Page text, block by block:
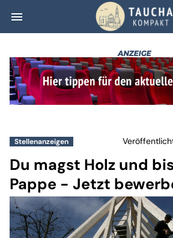
menu Du
Stellenanzeigen
Du magst Holz und
Pappe - Jetzt